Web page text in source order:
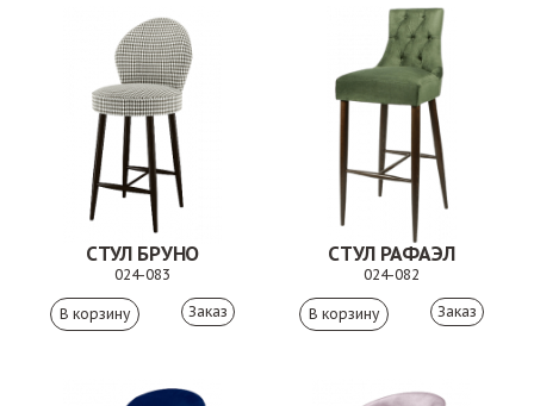
СТУЛ БРУНО
024-083
Заказ
СТУЛ РАФАЭЛ
024-082
Заказ